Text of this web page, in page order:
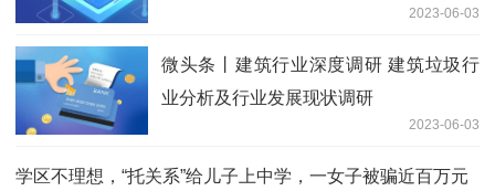
2023-06-03
微头条丨建筑行业深度调研 建筑垃圾行
业分析及行业发展现状调研
2023-06-03
学区不理想，“托关系”给儿子上中学，一女子被骗近百万元